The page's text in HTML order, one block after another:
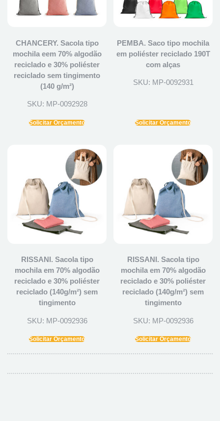
CHANCERY. Sacola tipo
mochila eem 70% algodão
reciclado e 30% poliéster
reciclado sem tingimento
(140 g/m²)
SKU: MP-0092928
Solicitar Orçamento
PEMBA. Saco tipo mochila
em poliéster reciclado 190T
com alças
SKU: MP-0092931
Solicitar Orçamento
RISSANI. Sacola tipo
mochila em 70% algodão
reciclado e 30% poliéster
reciclado (140g/m²) sem
tingimento
SKU: MP-0092936
Solicitar Orçamento
RISSANI. Sacola tipo
mochila em 70% algodão
reciclado e 30% poliéster
reciclado (140g/m²) sem
tingimento
SKU: MP-0092936
Solicitar Orçamento